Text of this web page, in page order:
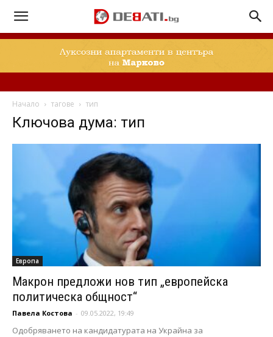
Начало тагове тип
Ключова дума: тип
Европа
Макрон предложи нов тип „европейска
политическа общност“
Павела Костова - 09.05.2022, 19:49
Одобряването на кандидатурата на Украйна за